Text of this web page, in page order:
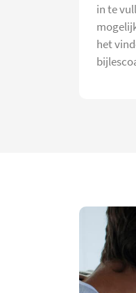
in te
het